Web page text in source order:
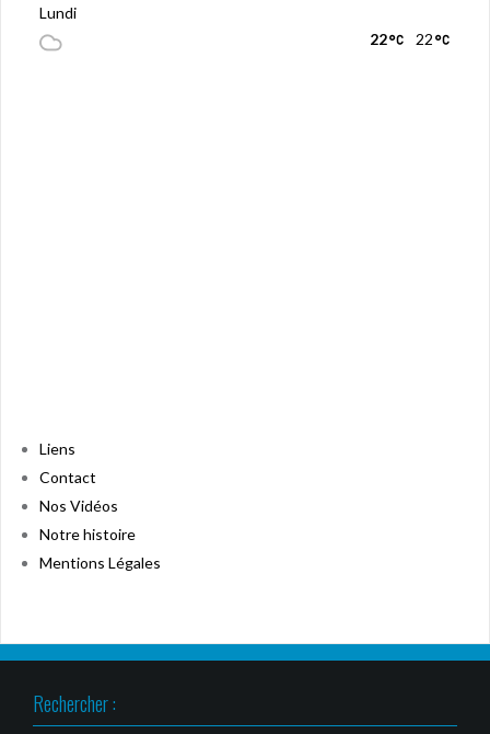
Lundi
22
22
Liens
Contact
Nos Vidéos
Notre histoire
Mentions Légales
Rechercher :